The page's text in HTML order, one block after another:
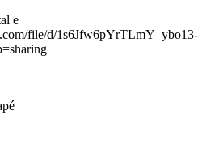
e
file/d/1s6Jfw6pYrTLmY_ybo13-